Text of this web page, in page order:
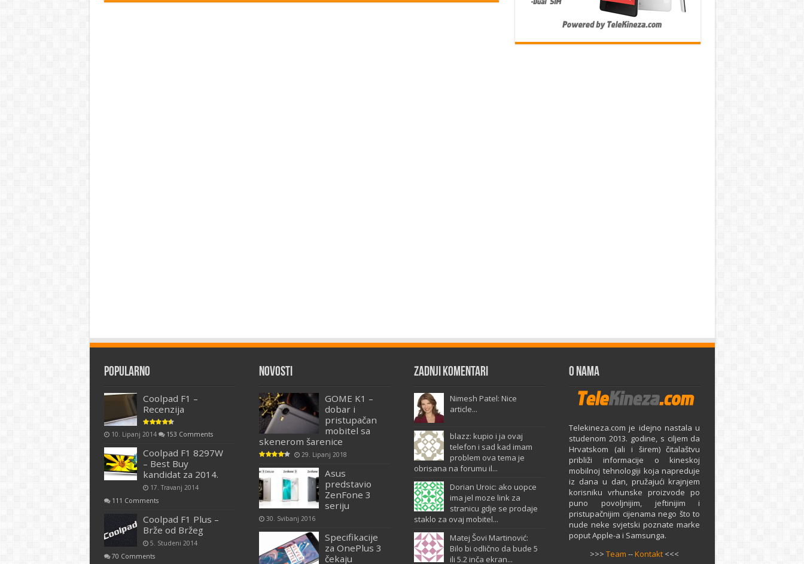
Popularno
Coolpad F1 –
Recenzija
10. Lipanj 2014 153 Comments
Coolpad F1 8297W
– Best Buy
kandidat za 2014.
17. Travanj 2014
111 Comments
Coolpad F1 Plus –
Brže od Bržeg
5. Studeni 2014
70 Comments
Novosti
GOME K1 –
dobar i
pristupačan
mobitel sa
skenerom šarenice
29. Lipanj 2018
Asus
predstavio
ZenFone 3
seriju
30. Svibanj 2016
Specifikacije
za OnePlus 3
čekaju
Zadnji komentari
Nimesh Patel: Nice
article...
blazz: kupio i ja ovaj
telefon i sad kad imam
problem ova tema je
obrisana na forumu il...
Dorian Uroic: ako uopce
ima jel moze link za
stranicu gdje se prodaje
staklo za ovaj mobitel...
Matej Šovi Martinović:
Bilo bi odlično da bude 5
ili 5.2 inča ekran...
O Nama
Telekineza.com je idejno nastala u
studenom 2013. godine, s ciljem da
Hrvatskom (ali i širem) čitalaštvu
približi informacije o kineskoj
mobilnoj tehnologiji koja napreduje
iz dana u dan, pružajući krajnjem
korisniku vrhunske proizvode po
puno povoljnijim, jeftinijim i
pristupačnijim cijenama nego što to
nude neke svjetski poznate marke
poput Apple-a i Samsunga.
>>>Team --Kontakt <<<